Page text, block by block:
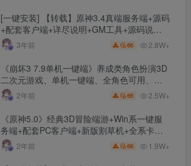
[一键安装] 【转载】原神3.4真端服务端+源码
+配套客户端+详尽说明+GM工具+源码说明
文件3年前 66 2.8W+
《崩坏3 7.9单机一键端》养成类角色扮演3D
二次元游戏、单机一键端、全角色可用、无
限资源、附带保姆级安装教程
2年前 66 2.5W+
《原神5.0》经典3D冒险端游+Win系一键服
务端+配套PC客户端+新版割草机+全系卡池
文件2年前 66 1.9W+